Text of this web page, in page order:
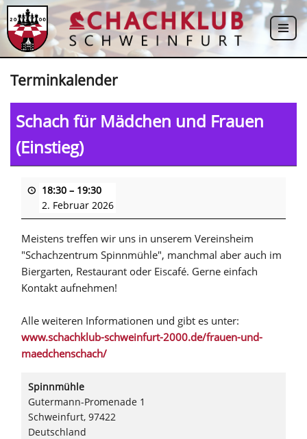
Zum
Inhalt
Terminkalender
Schach für Mädchen und Frauen
(Einstieg)
18:30 – 19:30
2. Februar 2026
Meistens treffen wir uns in unserem Vereinsheim
"Schachzentrum Spinnmühle", manchmal aber auch im
Biergarten, Restaurant oder Eiscafé. Gerne einfach
Kontakt aufnehmen!
Alle weiteren Informationen und gibt es unter:
www.schachklub-schweinfurt-2000.de/frauen-und-
maedchenschach/
Spinnmühle
Gutermann-Promenade 1
Schweinfurt, 97422
Deutschland